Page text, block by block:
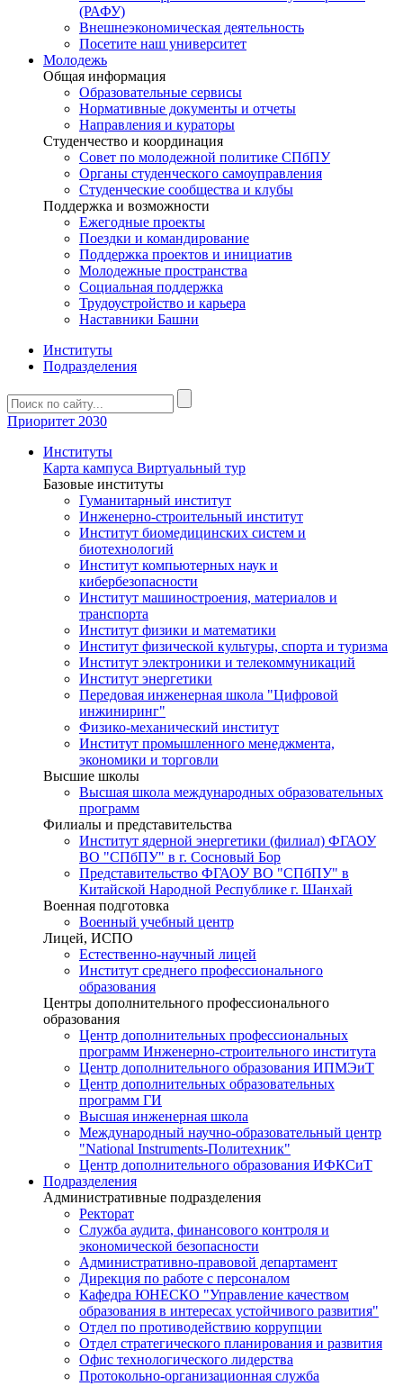
(РАФУ)
Внешнеэкономическая деятельность
Посетите наш университет
Молодежь
Общая информация
Образовательные сервисы
Нормативные документы и отчеты
Направления и кураторы
Студенчество и координация
Совет по молодежной политике СПбПУ
Органы студенческого самоуправления
Студенческие сообщества и клубы
Поддержка и возможности
Ежегодные проекты
Поездки и командирование
Поддержка проектов и инициатив
Молодежные пространства
Социальная поддержка
Трудоустройство и карьера
Наставники Башни
Институты
Подразделения
Приоритет 2030
Институты
Карта кампуса Виртуальный тур
Базовые институты
Гуманитарный институт
Инженерно-строительный институт
Институт биомедицинских систем и
биотехнологий
Институт компьютерных наук и
кибербезопасности
Институт машиностроения, материалов и
транспорта
Институт физики и математики
Институт физической культуры, спорта и туризма
Институт электроники и телекоммуникаций
Институт энергетики
Передовая инженерная школа "Цифровой
инжиниринг"
Физико-механический институт
Институт промышленного менеджмента,
экономики и торговли
Высшие школы
Высшая школа международных образовательных
программ
Филиалы и представительства
Институт ядерной энергетики (филиал) ФГАОУ
ВО "СПбПУ" в г. Сосновый Бор
Представительство ФГАОУ ВО "СПбПУ" в
Китайской Народной Республике г. Шанхай
Военная подготовка
Военный учебный центр
Лицей, ИСПО
Естественно-научный лицей
Институт среднего профессионального
образования
Центры дополнительного профессионального
образования
Центр дополнительных профессиональных
программ Инженерно-строительного института
Центр дополнительного образования ИПМЭиТ
Центр дополнительных образовательных
программ ГИ
Высшая инженерная школа
Международный научно-образовательный центр
"National Instruments-Политехник"
Центр дополнительного образования ИФКСиТ
Подразделения
Административные подразделения
Ректорат
Служба аудита, финансового контроля и
экономической безопасности
Административно-правовой департамент
Дирекция по работе с персоналом
Кафедра ЮНЕСКО "Управление качеством
образования в интересах устойчивого развития"
Отдел по противодействию коррупции
Отдел стратегического планирования и развития
Офис технологического лидерства
Протокольно-организационная служба